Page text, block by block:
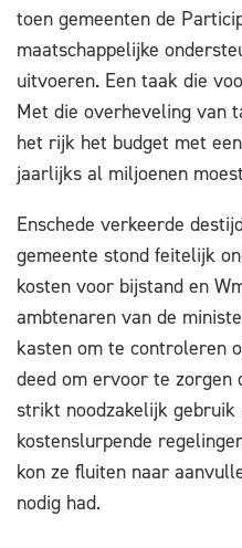
toen gemeenten de
maatschappelijke
uitvoeren. Een taak die
Met die overheveling van
het rijk het budget met
jaarlijks al miljoenen
Enschede verkeerde
gemeente stond feitelijk
kosten voor bijstand en
ambtenaren van de
kasten om te controleren
deed om ervoor te
strikt noodzakelijk gebruik
kostenslurpende
kon ze fluiten naar
nodig had.